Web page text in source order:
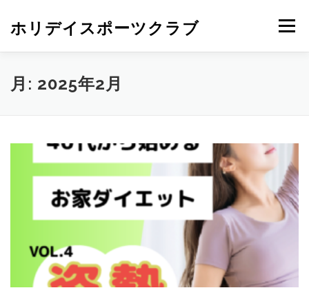
ホリデイスポーツクラブ メニュー
月: 2025年2月